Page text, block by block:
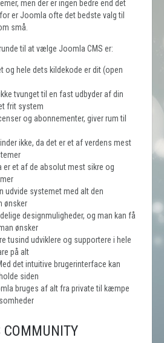
men der er ingen bedre end det
er Joomla ofte det bedste valg til
små.
til at vælge Joomla CMS er:
og hele dets kildekode er dit (open
tvunget til en fast udbyder af din
frit system
og abonnementer, giver rum til
ikke, da det er et af verdens mest
er et af de absolut mest sikre og
udvide systemet med alt den
ønsker
designmuligheder, og man kan få
ønsker
tusind udviklere og supportere i hele
på alt
det intuitive brugerinterface kan
siden
bruges af alt fra private til kæmpe